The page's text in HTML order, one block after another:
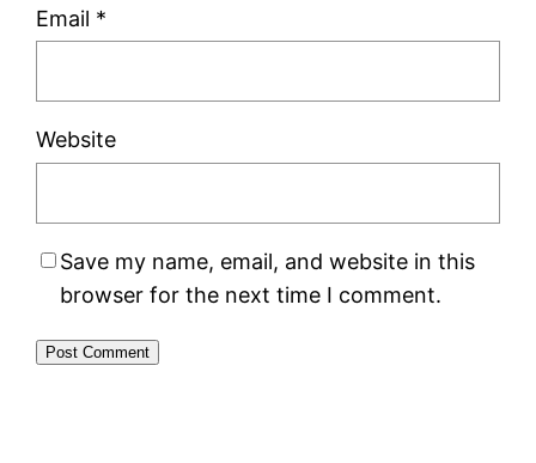
Email *
Website
Save my name, email, and website in this
browser for the next time I comment.